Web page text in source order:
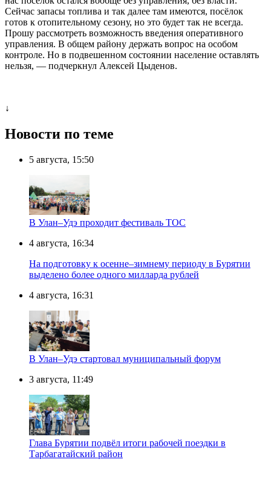
Сейчас запасы топлива и так далее там имеются, посёлок
готов к отопительному сезону, но это будет так не всегда.
Прошу рассмотреть возможность введения оперативного
управления. В общем району держать вопрос на особом
контроле. Но в подвешенном состоянии население оставлять
нельзя, — подчеркнул Алексей Цыденов.
↓
Новости по теме
5 августа, 15:50
В Улан–Удэ проходит фестиваль ТОС
4 августа, 16:34
На подготовку к осенне–зимнему периоду в Бурятии
выделено более одного милларда рублей
4 августа, 16:31
В Улан–Удэ стартовал муниципальный форум
3 августа, 11:49
Глава Бурятии подвёл итоги рабочей поездки в
Тарбагатайский район